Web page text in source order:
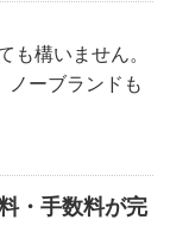
も構いません。
ノーブランドも
・手数料が完